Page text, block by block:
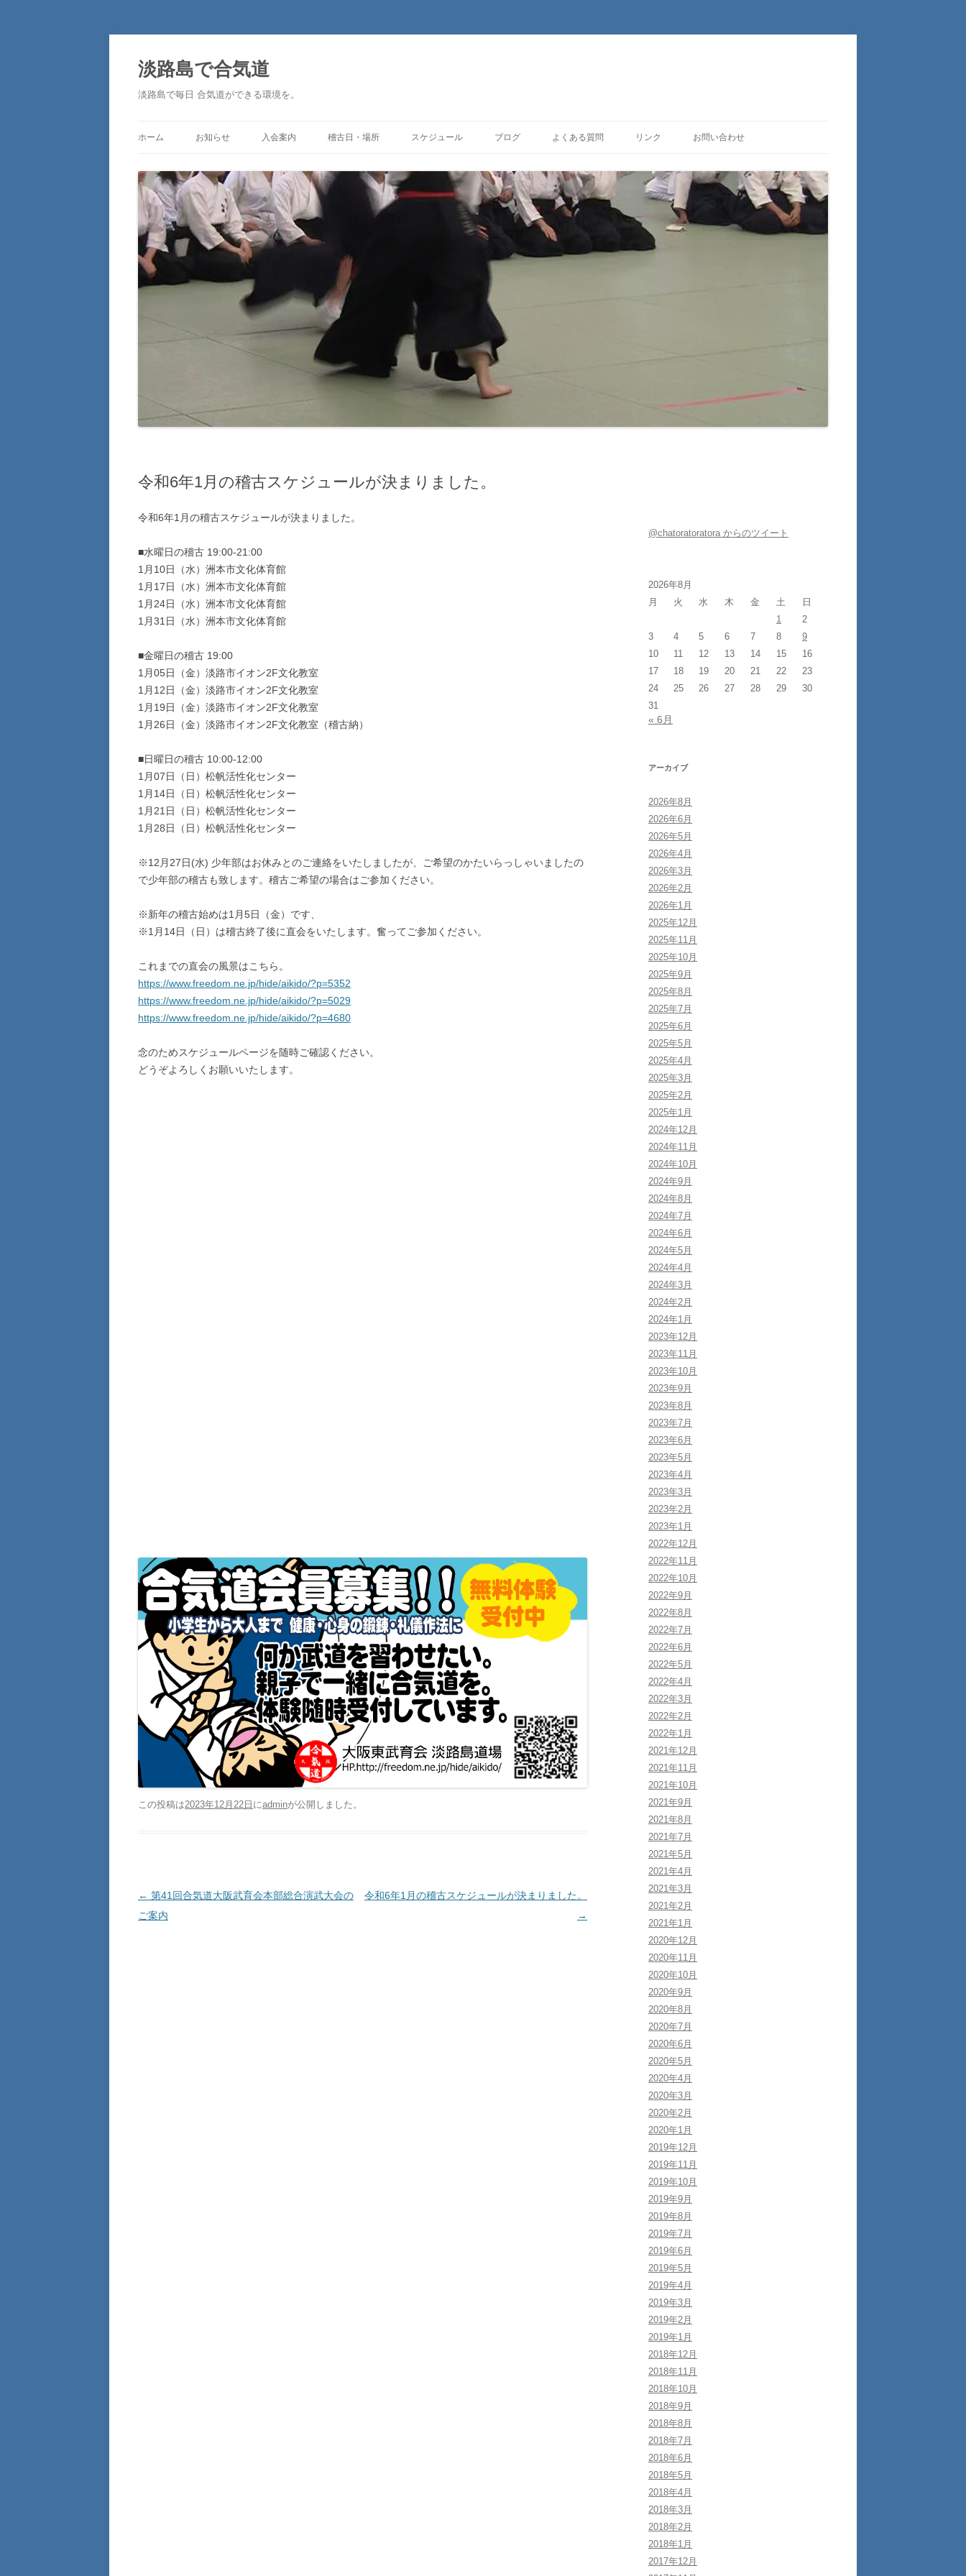
淡路島で合気道
淡路島で毎日 合気道ができる環境を。
ホーム お知らせ 入会案内 稽古日・場所 スケジュール ブログ よくある質問 リンク お問い合わせ
令和6年1月の稽古スケジュールが決まりました。
令和6年1月の稽古スケジュールが決まりました。
■水曜日の稽古 19:00-21:00
1月10日（水）洲本市文化体育館
1月17日（水）洲本市文化体育館
1月24日（水）洲本市文化体育館
1月31日（水）洲本市文化体育館
■金曜日の稽古 19:00
1月05日（金）淡路市イオン2F文化教室
1月12日（金）淡路市イオン2F文化教室
1月19日（金）淡路市イオン2F文化教室
1月26日（金）淡路市イオン2F文化教室（稽古納）
■日曜日の稽古 10:00-12:00
1月07日（日）松帆活性化センター
1月14日（日）松帆活性化センター
1月21日（日）松帆活性化センター
1月28日（日）松帆活性化センター
※12月27日(水) 少年部はお休みとのご連絡をいたしましたが、ご希望のかたいらっしゃいましたの
で少年部の稽古も致します。稽古ご希望の場合はご参加ください。
※新年の稽古始めは1月5日（金）です、
※1月14日（日）は稽古終了後に直会をいたします。奮ってご参加ください。
これまでの直会の風景はこちら。
https://www.freedom.ne.jp/hide/aikido/?p=5352
https://www.freedom.ne.jp/hide/aikido/?p=5029
https://www.freedom.ne.jp/hide/aikido/?p=4680
念のためスケジュールページを随時ご確認ください。
どうぞよろしくお願いいたします。
この投稿は2023年12月22日 にadminが公開しました 。
投稿ナビゲーション
← 第41回合気道大阪武育会本部総合演武大会の
ご案内
令和6年1月の稽古スケジュールが決まりました。
→
@chatoratoratora からのツイート
2026年8月
月
火 水 木 金 土
日
1
2
3
4 5 6 7 8
9
10
11 12 13 14 15
16
17
18 19 20 21 22
23
24
25 26 27 28 29
30
31
« 6月
アーカイブ
2026年8月
2026年6月
2026年5月
2026年4月
2026年3月
2026年2月
2026年1月
2025年12月
2025年11月
2025年10月
2025年9月
2025年8月
2025年7月
2025年6月
2025年5月
2025年4月
2025年3月
2025年2月
2025年1月
2024年12月
2024年11月
2024年10月
2024年9月
2024年8月
2024年7月
2024年6月
2024年5月
2024年4月
2024年3月
2024年2月
2024年1月
2023年12月
2023年11月
2023年10月
2023年9月
2023年8月
2023年7月
2023年6月
2023年5月
2023年4月
2023年3月
2023年2月
2023年1月
2022年12月
2022年11月
2022年10月
2022年9月
2022年8月
2022年7月
2022年6月
2022年5月
2022年4月
2022年3月
2022年2月
2022年1月
2021年12月
2021年11月
2021年10月
2021年9月
2021年8月
2021年7月
2021年5月
2021年4月
2021年3月
2021年2月
2021年1月
2020年12月
2020年11月
2020年10月
2020年9月
2020年8月
2020年7月
2020年6月
2020年5月
2020年4月
2020年3月
2020年2月
2020年1月
2019年12月
2019年11月
2019年10月
2019年9月
2019年8月
2019年7月
2019年6月
2019年5月
2019年4月
2019年3月
2019年2月
2019年1月
2018年12月
2018年11月
2018年10月
2018年9月
2018年8月
2018年7月
2018年6月
2018年5月
2018年4月
2018年3月
2018年2月
2018年1月
2017年12月